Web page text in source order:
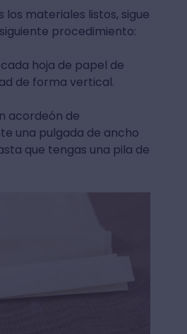
los materiales listos, sigue
procedimiento:
hoja de papel de
de forma vertical.
acordeón de
una pulgada de ancho
que tengas una pila de